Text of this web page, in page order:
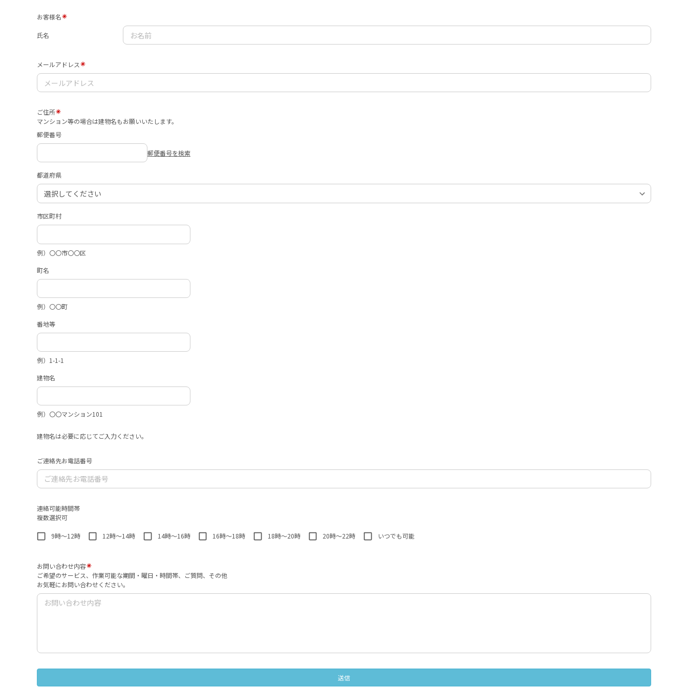
お客様名
氏名
メールアドレス
ご住所
マンション等の場合は建物名もお願いいたします。
郵便番号
郵便番号を検索
都道府県
市区町村
例）〇〇市〇〇区
町名
例）〇〇町
番地等
例）1-1-1
建物名
例）〇〇マンション101
建物名は必要に応じてご入力ください。
ご連絡先お電話番号
連絡可能時間帯
複数選択可
9時～12時 12時～14時 14時～16時 16時～18時 18時～20時 20時～22時 いつでも可能
お問い合わせ内容
ご希望のサービス、作業可能な期間・曜日・時間帯、ご質問、その他
お気軽にお問い合わせください。
送信